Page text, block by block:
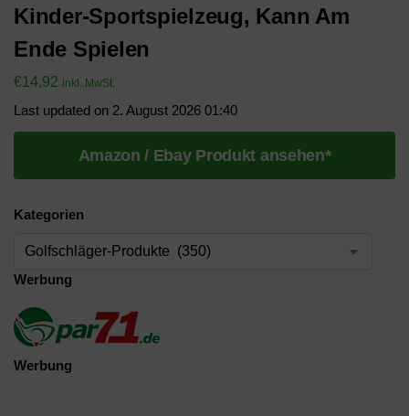
Kinder-Sportspielzeug, Kann Am
Ende Spielen
€14,92 inkl. MwSt.
Last updated on 2. August 2026 01:40
Amazon / Ebay Produkt ansehen*
Kategorien
Werbung
Werbung